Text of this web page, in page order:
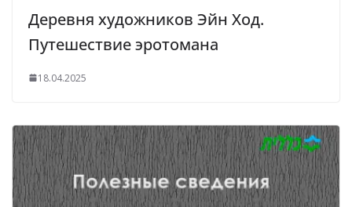
Деревня художников Эйн Ход.
Путешествие эротомана
18.04.2025